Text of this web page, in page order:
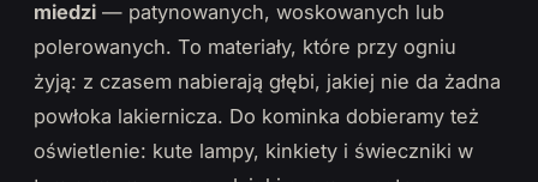
miedzi — patynowanych, woskowanych lub
polerowanych. To materiały, które przy ogniu
żyją: z czasem nabierają głębi, jakiej nie da żadna
powłoka lakiernicza. Do kominka dobieramy też
oświetlenie: kute lampy, kinkiety i świeczniki w